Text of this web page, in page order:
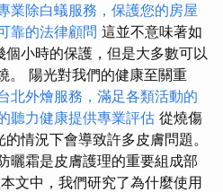
業除白蟻服務，保護您的房屋
靠的法律顧問 這並不意味著如
小時的保護，但是大多數可以
。 陽光對我們的健康至關重
北外燴服務，滿足各類活動的
聽力健康提供專業評估 從燒傷
情況下會導致許多皮膚問題。
曬霜是皮膚護理的重要組成部
文中，我們研究了為什麼使用